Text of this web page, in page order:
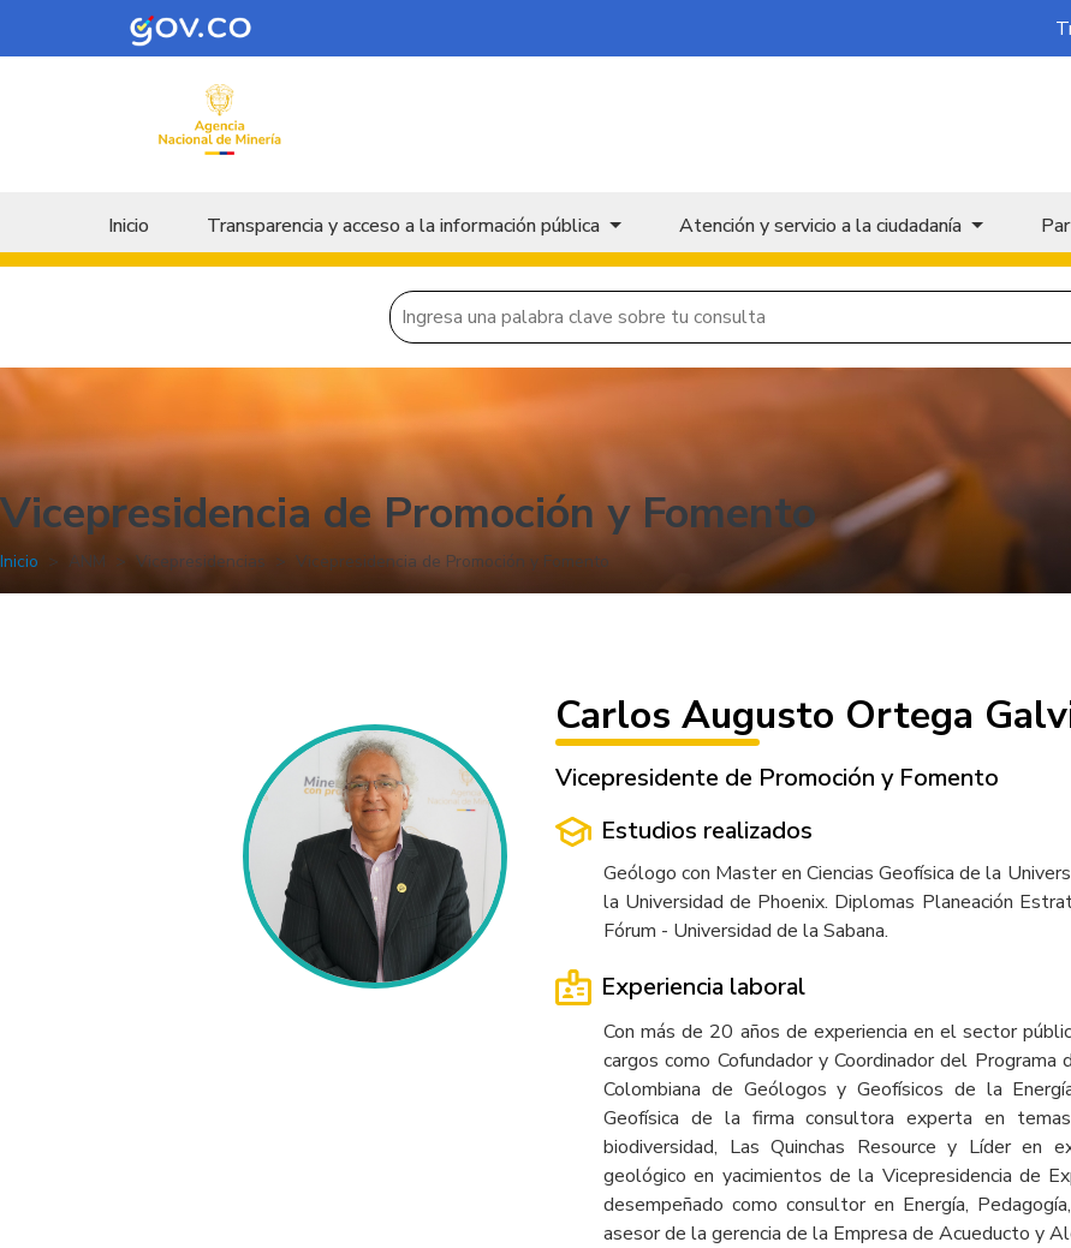
Skip to main content
Menu principal
Inicio Transparencia y acceso a la información pública Atención y servicio a la ciudadanía
Vicepresidencia de Promoción y Fomento
Inicio ANM Vicepresidencias Vicepresidencia de Promoción y Fomento
Carlos Augusto Ortega
Vicepresidente de Promoción y Fomento
Estudios realizados
Geólogo con Master en Ciencias Geofísica de la
la Universidad de Phoenix. Diplomas Planeación
Fórum - Universidad de la Sabana.
Experiencia laboral
Con más de 20 años de experiencia en el sector
cargos como Cofundador y Coordinador del
Colombiana de Geólogos y Geofísicos de la
Geofísica de la firma consultora experta en
biodiversidad, Las Quinchas Resource y Líder en
geológico en yacimientos de la Vicepresidencia de
desempeñado como consultor en Energía,
asesor de la gerencia de la Empresa de Acueducto y